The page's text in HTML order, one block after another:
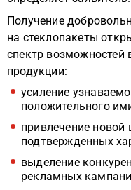
Получение
на стеклопакеты
спектр возможностей
продукции:
усиление
положительного
привлечение новой
подтвержденных
выделение
рекламных